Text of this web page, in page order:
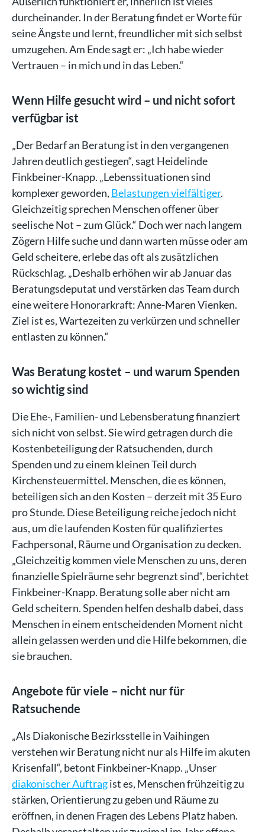
durcheinander. In der Beratung findet er Worte für
seine Ängste und lernt, freundlicher mit sich selbst
umzugehen. Am Ende sagt er: „Ich habe wieder
Vertrauen – in mich und in das Leben.“
Wenn Hilfe gesucht wird – und nicht sofort
verfügbar ist
„Der Bedarf an Beratung ist in den vergangenen
Jahren deutlich gestiegen“, sagt Heidelinde
Finkbeiner-Knapp. „Lebenssituationen sind
komplexer geworden, Belastungen vielfältiger.
Gleichzeitig sprechen Menschen offener über
seelische Not – zum Glück.“ Doch wer nach langem
Zögern Hilfe suche und dann warten müsse oder am
Geld scheitere, erlebe das oft als zusätzlichen
Rückschlag. „Deshalb erhöhen wir ab Januar das
Beratungsdeputat und verstärken das Team durch
eine weitere Honorarkraft: Anne-Maren Vienken.
Ziel ist es, Wartezeiten zu verkürzen und schneller
entlasten zu können.“
Was Beratung kostet – und warum Spenden
so wichtig sind
Die Ehe-, Familien- und Lebensberatung finanziert
sich nicht von selbst. Sie wird getragen durch die
Kostenbeteiligung der Ratsuchenden, durch
Spenden und zu einem kleinen Teil durch
Kirchensteuermittel. Menschen, die es können,
beteiligen sich an den Kosten – derzeit mit 35 Euro
pro Stunde. Diese Beteiligung reiche jedoch nicht
aus, um die laufenden Kosten für qualifiziertes
Fachpersonal, Räume und Organisation zu decken.
„Gleichzeitig kommen viele Menschen zu uns, deren
finanzielle Spielräume sehr begrenzt sind“, berichtet
Finkbeiner-Knapp. Beratung solle aber nicht am
Geld scheitern. Spenden helfen deshalb dabei, dass
Menschen in einem entscheidenden Moment nicht
allein gelassen werden und die Hilfe bekommen, die
sie brauchen.
Angebote für viele – nicht nur für
Ratsuchende
„Als Diakonische Bezirksstelle in Vaihingen
verstehen wir Beratung nicht nur als Hilfe im akuten
Krisenfall“, betont Finkbeiner-Knapp. „Unser
diakonischer Auftragist es, Menschen frühzeitig zu
stärken, Orientierung zu geben und Räume zu
eröffnen, in denen Fragen des Lebens Platz haben.